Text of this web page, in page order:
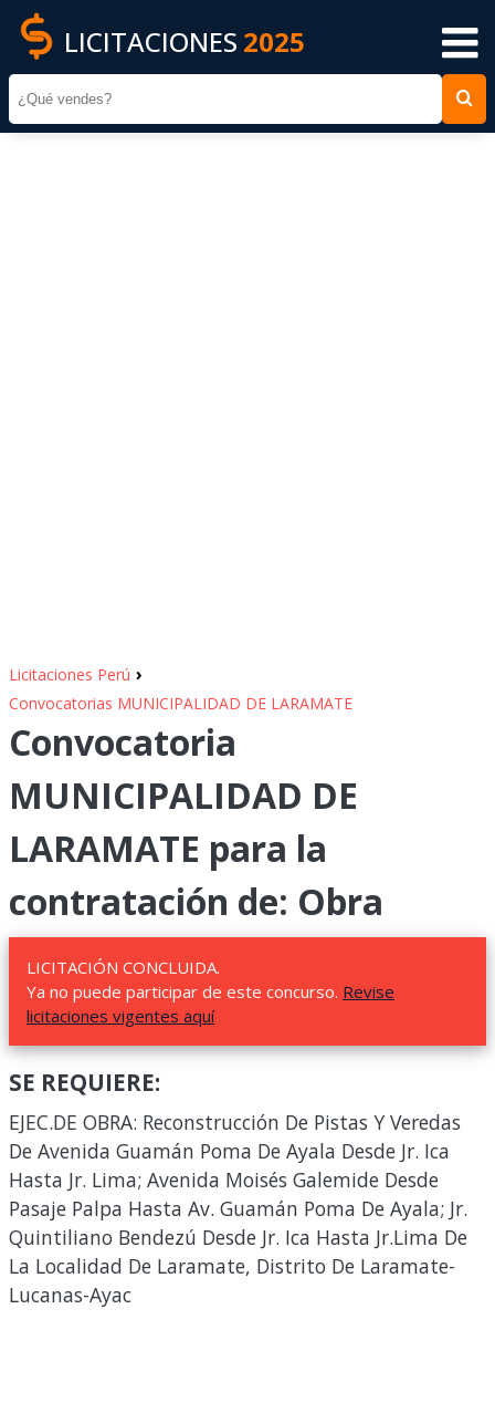
LICITACIONES 2025
Licitaciones Perú ›
Convocatorias MUNICIPALIDAD DE LARAMATE
Convocatoria
MUNICIPALIDAD DE
LARAMATE para la
contratación de: Obra
LICITACIÓN CONCLUIDA.
Ya no puede participar de este concurso. Revise
licitaciones vigentes aquí
SE REQUIERE:
EJEC.DE OBRA: Reconstrucción De Pistas Y Veredas
De Avenida Guamán Poma De Ayala Desde Jr. Ica
Hasta Jr. Lima; Avenida Moisés Galemide Desde
Pasaje Palpa Hasta Av. Guamán Poma De Ayala; Jr.
Quintiliano Bendezú Desde Jr. Ica Hasta Jr.Lima De
La Localidad De Laramate, Distrito De Laramate-
Lucanas-Ayac